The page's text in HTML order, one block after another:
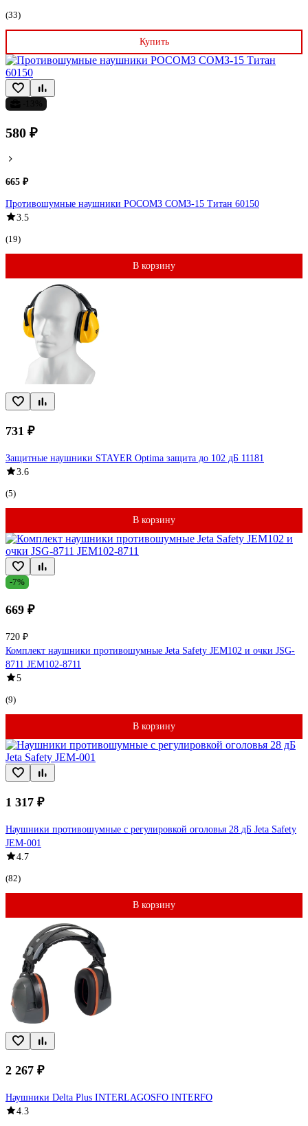
(33)
Купить
580 ₽
665 ₽
Противошумные наушники РОСОМЗ СОМЗ-15 Титан 60150
3.5
(19)
В корзину
731 ₽
Защитные наушники STAYER Optima защита до 102 дБ 11181
3.6
(5)
В корзину
-7%
669 ₽
720 ₽
Комплект наушники противошумные Jeta Safety JEM102 и очки JSG-
8711 JEM102-8711
5
(9)
В корзину
1 317 ₽
Наушники противошумные с регулировкой оголовья 28 дБ Jeta Safety
JEM-001
4.7
(82)
В корзину
2 267 ₽
Наушники Delta Plus INTERLAGOSFO INTERFO
4.3